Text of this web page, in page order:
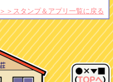
＞＞スタンプ＆アプリ一覧に戻る